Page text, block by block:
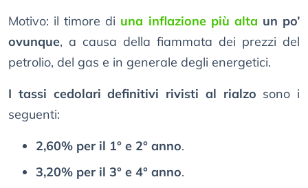
Motivo: il timore di una inflazione più alta un po’
ovunque, a causa della fiammata dei prezzi del
petrolio, del gas e in generale degli energetici.
I tassi cedolari definitivi rivisti al rialzo sono i
seguenti:
2,60% per il 1° e 2° anno.
3,20% per il 3° e 4° anno.